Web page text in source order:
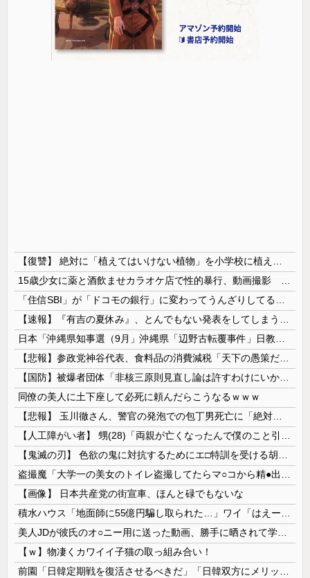
同僚の美人に土下座して必死に頼んだらこうなるｗｗｗ
【画像】 日本共産党の街宣車、ほんと碌でもないな
【ｗ】物凄くカワイイ子猫の取っ組み合い！